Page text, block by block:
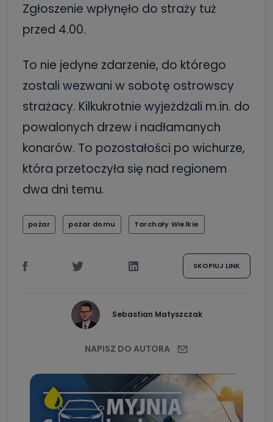
Zgłoszenie wpłynęło do straży tuż
przed 4.00.
To nie jedyne zdarzenie, do którego
zostali wezwani w sobotę ostrowscy
strażacy. Kilkukrotnie wyjeżdżali m.in. do
powalonych drzew i nadłamanych
konarów. To pozostałości po wichurze,
która przetoczyła się nad regionem
dwa dni temu.
pożar pożar domu Tarchały Wielkie
SKOPIUJ LINK
Sebastian Matyszczak
NAPISZ DO AUTORA